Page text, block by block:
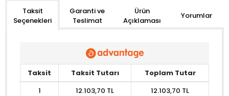
Taksit
Seçenekleri
Garanti ve
Teslimat
Ürün
Açıklaması
Yorumlar
Taksit Taksit Tutarı
Toplam Tutar
1
12.103,70 TL
12.103,70 TL